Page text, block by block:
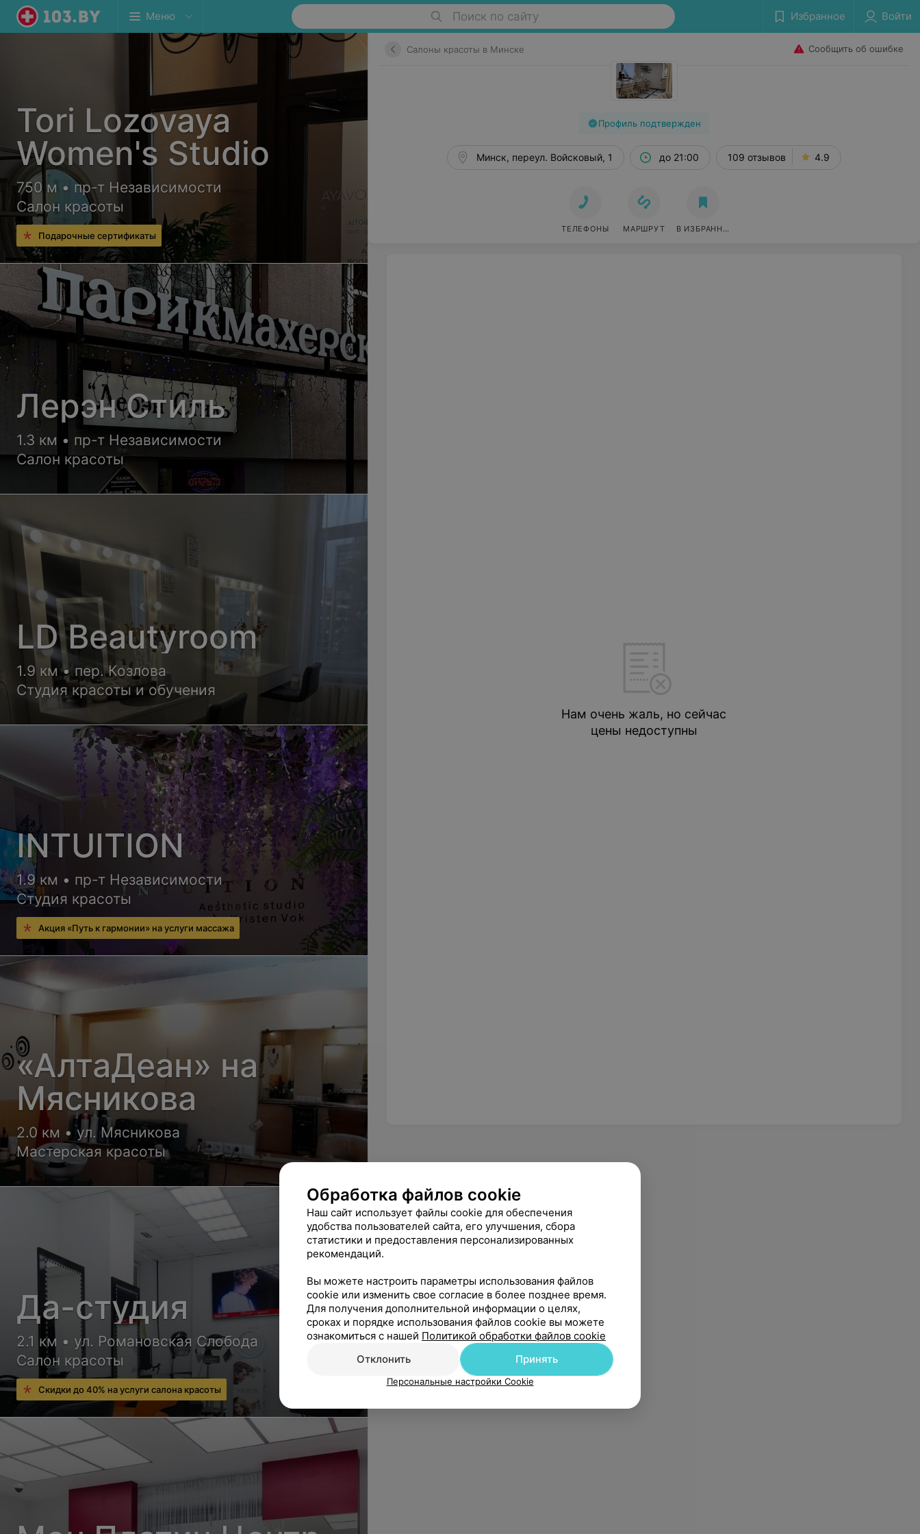
Меню Поиск по сайту Избранное Войти
Салоны красоты в Минске Сообщить об ошибке
Профиль подтвержден
Минск, переул. Войсковый, 1 до 21:00 109 отзывов 4.9
ТЕЛЕФОНЫ МАРШРУТ В ИЗБРАННОЕ
Нам очень жаль, но сейчас
цены недоступны
Tori Lozovaya
Women's Studio
750 м • пр-т Независимости
Салон красоты
Подарочные сертификаты
Лерэн Стиль
1.3 км • пр-т Независимости
Салон красоты
LD Beautyroom
1.9 км • пер. Козлова
Студия красоты и обучения
INTUITION
1.9 км • пр-т Независимости
Студия красоты
Акция «Путь к гармонии» на услуги массажа
«АлтаДеан» на
Мясникова
2.0 км • ул. Мясникова
Мастерская красоты
Да-студия
2.1 км • ул. Романовская Слобода
Салон красоты
Скидки до 40% на услуги салона красоты
Обработка файлов cookie
Наш сайт использует файлы cookie для обеспечения
удобства пользователей сайта, его улучшения, сбора
статистики и предоставления персонализированных
рекомендаций.
Вы можете настроить параметры использования файлов
cookie или изменить свое согласие в более позднее время.
Для получения дополнительной информации о целях,
сроках и порядке использования файлов cookie вы можете
ознакомиться с нашей Политикой обработки файлов cookie
Отклонить
Принять
Персональные настройки Cookie